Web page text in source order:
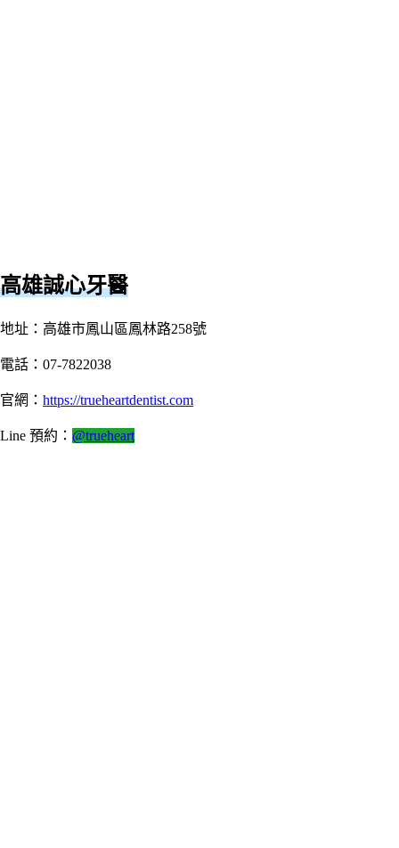
高雄誠心牙醫
地址：高雄市鳳山區鳳林路258號
電話：07-7822038
官網： https://trueheartdentist.com
Line 預約： @trueheart